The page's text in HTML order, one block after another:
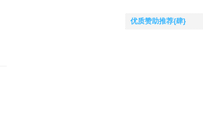
优质赞助推荐{肆}